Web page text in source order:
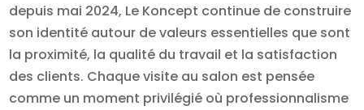
depuis mai 2024, Le Koncept continue de construire
son identité autour de valeurs essentielles que sont
la proximité, la qualité du travail et la satisfaction
des clients. Chaque visite au salon est pensée
comme un moment privilégié où professionnalisme